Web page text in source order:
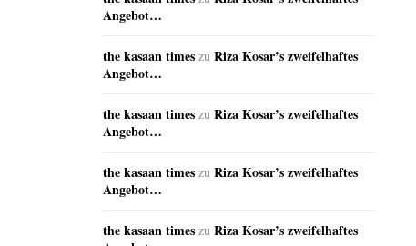
Angebot…
the kasaan times zu Riza Kosar’s zweifelhaftes
Angebot…
the kasaan times zu Riza Kosar’s zweifelhaftes
Angebot…
the kasaan times zu Riza Kosar’s zweifelhaftes
Angebot…
the kasaan times zu Riza Kosar’s zweifelhaftes